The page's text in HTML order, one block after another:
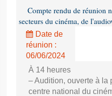
Compte rendu de réunion
secteurs du cinéma, de
Date de
réunion :
06/06/2024
À 14 heures
– Audition, ouverte à la
centre national du